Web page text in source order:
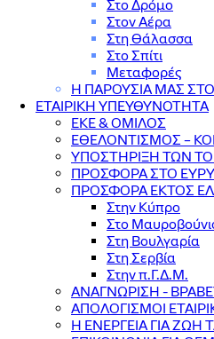
Στο Δρόμο
Στον Αέρα
Στη Θάλασσα
Στο Σπίτι
Μεταφορές
Η ΠΑΡΟΥΣΙΑ ΜΑΣ
ΕΤΑΙΡΙΚΗ ΥΠΕΥΘΥΝΟΤΗΤΑ
ΕΚΕ & ΟΜΙΛΟΣ
ΕΘΕΛΟΝΤΙΣΜΟΣ –
ΥΠΟΣΤΗΡΙΞΗ ΤΩΝ
ΠΡΟΣΦΟΡΑ ΣΤΟ
ΠΡΟΣΦΟΡΑ ΕΚΤΟΣ
Στην Κύπρο
Στο
Στη Βουλγαρία
Στη Σερβία
Στην π.Γ.Δ.Μ.
ΑΝΑΓΝΩΡΙΣΗ -
ΑΠΟΛΟΓΙΣΜΟΙ
Η ΕΝΕΡΓΕΙΑ ΓΙΑ ΖΩΗ